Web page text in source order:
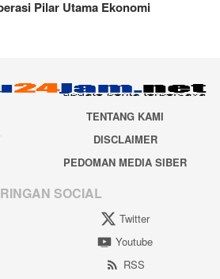
Pilar Utama Ekonomi
TENTANG KAMI
DISCLAIMER
PEDOMAN MEDIA SIBER
SOCIAL
Twitter
Youtube
RSS